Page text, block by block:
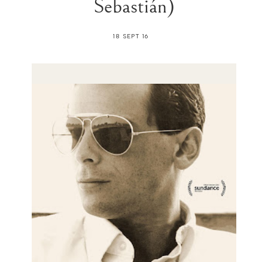
Sebastián)
18 SEPT 16